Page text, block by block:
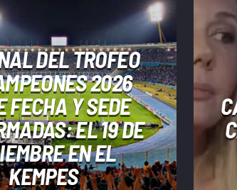
DEL TROFEO
2026
FECHA Y SEDE
EL 19 DE
EN EL
KEMPES